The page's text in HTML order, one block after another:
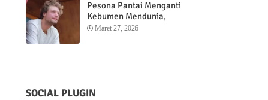
Pesona Pantai Menganti
Kebumen Mendunia,
Wisatawan Mancanegara
Maret 27, 2026
SOCIAL PLUGIN